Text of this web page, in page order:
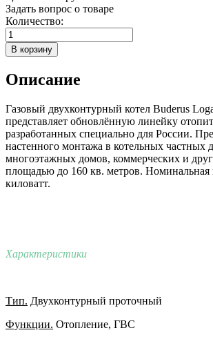
Задать вопрос о товаре
Количество:
Описание
Газовый двухконтурный котел Buderus
представляет обновлённую линейку
разработанных специально для России.
настенного монтажа в котельных частных
многоэтажных домов, коммерческих и
площадью до 160 кв. метров. Номинальная
киловатт.
Характеристики
Тип. Двухконтурный проточный
Функции. Отопление, ГВС